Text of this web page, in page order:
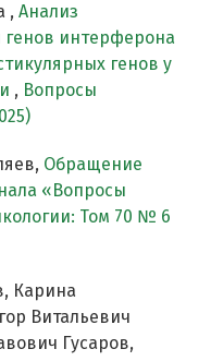
, Анализ
генов интерферона
генов у
, Вопросы
Обращение
«Вопросы
Том 70 № 6
Карина
Витальевич
Гусаров,